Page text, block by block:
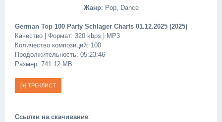
Жанр: Pop, Dance
German Top 100 Party Schlager Charts 01.12.2025 (2025)
Качество | Формат: 320 kbps | MP3
Количество композиций: 100
Продолжительность: 05:23:46
Размер: 741.12 MB
Ссылки на скачивание: